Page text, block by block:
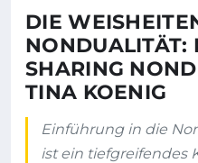
DIE
NONDUALITÄT:
SHARING
TINA KOENIG
Einführung in die
ist ein tiefgreifendes